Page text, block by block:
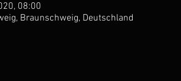
08:00
Braunschweig, Deutschland